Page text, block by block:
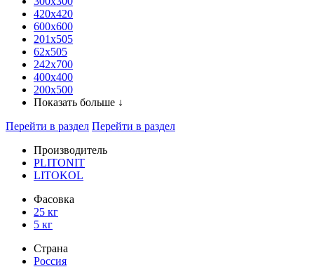
420х420
600х600
201х505
62х505
242х700
400х400
200х500
Показать больше ↓
Перейти в раздел Перейти в раздел
Производитель
PLITONIT
LITOKOL
Фасовка
25 кг
5 кг
Страна
Россия